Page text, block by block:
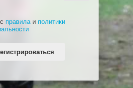
правилаи политики